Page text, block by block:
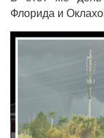
Флорида и